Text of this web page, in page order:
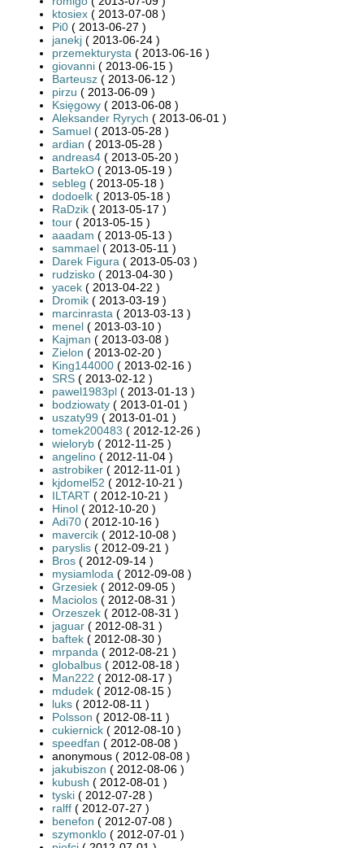
ktosiex ( 2013-07-08 )
Pi0 ( 2013-06-27 )
janekj ( 2013-06-24 )
przemekturysta ( 2013-06-16 )
giovanni ( 2013-06-15 )
Barteusz ( 2013-06-12 )
pirzu ( 2013-06-09 )
Księgowy ( 2013-06-08 )
Aleksander Ryrych ( 2013-06-01 )
Samuel ( 2013-05-28 )
ardian ( 2013-05-28 )
andreas4 ( 2013-05-20 )
BartekO ( 2013-05-19 )
sebleg ( 2013-05-18 )
dodoelk ( 2013-05-18 )
RaDzik ( 2013-05-17 )
tour ( 2013-05-15 )
aaadam ( 2013-05-13 )
sammael ( 2013-05-11 )
Darek Figura ( 2013-05-03 )
rudzisko ( 2013-04-30 )
yacek ( 2013-04-22 )
Dromik ( 2013-03-19 )
marcinrasta ( 2013-03-13 )
menel ( 2013-03-10 )
Kajman ( 2013-03-08 )
Zielon ( 2013-02-20 )
King144000 ( 2013-02-16 )
SRS ( 2013-02-12 )
pawel1983pl ( 2013-01-13 )
bodziowaty ( 2013-01-01 )
uszaty99 ( 2013-01-01 )
tomek200483 ( 2012-12-26 )
wieloryb ( 2012-11-25 )
angelino ( 2012-11-04 )
astrobiker ( 2012-11-01 )
kjdomel52 ( 2012-10-21 )
ILTART ( 2012-10-21 )
Hinol ( 2012-10-20 )
Adi70 ( 2012-10-16 )
mavercik ( 2012-10-08 )
paryslis ( 2012-09-21 )
Bros ( 2012-09-14 )
mysiamloda ( 2012-09-08 )
Grzesiek ( 2012-09-05 )
Maciolos ( 2012-08-31 )
Orzeszek ( 2012-08-31 )
jaguar ( 2012-08-31 )
baftek ( 2012-08-30 )
mrpanda ( 2012-08-21 )
globalbus ( 2012-08-18 )
Man222 ( 2012-08-17 )
mdudek ( 2012-08-15 )
luks ( 2012-08-11 )
Polsson ( 2012-08-11 )
cukiernick ( 2012-08-10 )
speedfan ( 2012-08-08 )
anonymous ( 2012-08-08 )
jakubiszon ( 2012-08-06 )
kubush ( 2012-08-01 )
tyski ( 2012-07-28 )
ralff ( 2012-07-27 )
benefon ( 2012-07-08 )
szymonklo ( 2012-07-01 )